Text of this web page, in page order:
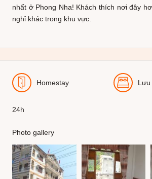
nhất ở Phong Nha! Khách thích nơi đây
nghỉ khác trong khu vực.
Homestay Lưu
24h
Photo gallery